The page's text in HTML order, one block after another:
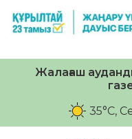
Жалағаш
35°C,